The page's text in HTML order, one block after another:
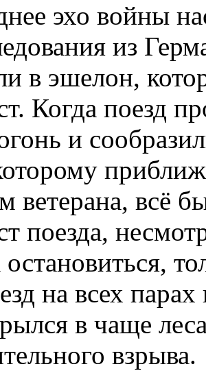
эхо войны
из
в эшелон,
Когда поезд
и
ветерана, всё
поезда,
на всех
в чаще
взрыва.